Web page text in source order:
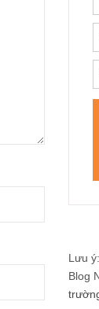
Lưu
Blog